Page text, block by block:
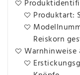
Produktart:
Reiskorn